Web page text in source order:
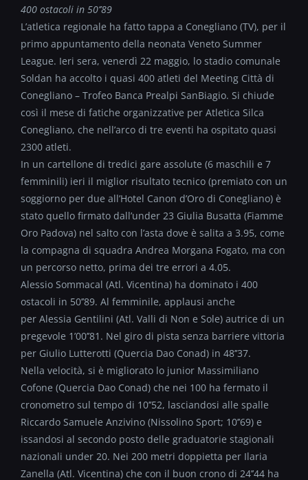
400 ostacoli in 50’’89
L’atletica regionale ha fatto tappa a Conegliano (TV), per il
primo appuntamento della neonata Veneto Summer
League. Ieri sera, venerdì 22 maggio, lo stadio comunale
Soldan ha accolto i quasi 400 atleti del Meeting Città di
Conegliano – Trofeo Banca Prealpi SanBiagio. Si chiude
così il mese di fatiche organizzative per Atletica Silca
Conegliano, che nell’arco di tre eventi ha ospitato quasi
2300 atleti.
In un cartellone di tredici gare assolute (6 maschili e 7
femminili) ieri il miglior risultato tecnico (premiato con un
soggiorno per due all’Hotel Canon d’Oro di Conegliano) è
stato quello firmato dall’under 23 Giulia Busatta (Fiamme
Oro Padova) nel salto con l’asta dove è salita a 3.95, come
la compagna di squadra Andrea Morgana Fogato, ma con
un percorso netto, prima dei tre errori a 4.05.
Alessio Sommacal (Atl. Vicentina) ha dominato i 400
ostacoli in 50’’89. Al femminile, applausi anche
per Alessia Gentilini (Atl. Valli di Non e Sole) autrice di un
pregevole 1’00’’81. Nel giro di pista senza barriere vittoria
per Giulio Lutterotti (Quercia Dao Conad) in 48’’37.
Nella velocità, si è migliorato lo junior Massimiliano
Cofone (Quercia Dao Conad) che nei 100 ha fermato il
cronometro sul tempo di 10’’52, lasciandosi alle spalle
Riccardo Samuele Anzivino (Nissolino Sport; 10’’69) e
issandosi al secondo posto delle graduatorie stagionali
nazionali under 20. Nei 200 metri doppietta per Ilaria
Zanella (Atl. Vicentina) che con il buon crono di 24’’44 ha